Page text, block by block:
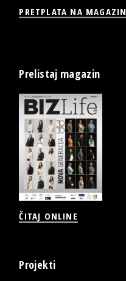
PRETPLATA NA MAGAZIN
Prelistaj magazin
ČITAJ ONLINE
Projekti